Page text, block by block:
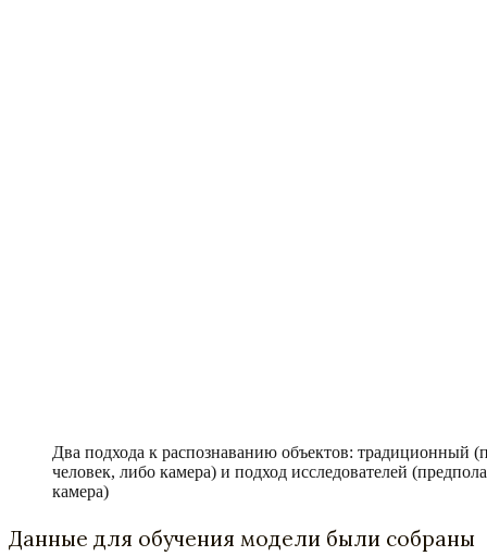
Два подхода к распознаванию объектов: традиционный
человек, либо камера) и подход исследователей
камера)
Данные для обучения модели были собраны